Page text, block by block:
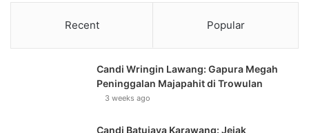
Recent Popular
Candi Wringin Lawang: Gapura Megah
Peninggalan Majapahit di Trowulan
3 weeks ago
Candi Batujaya Karawang: Jejak